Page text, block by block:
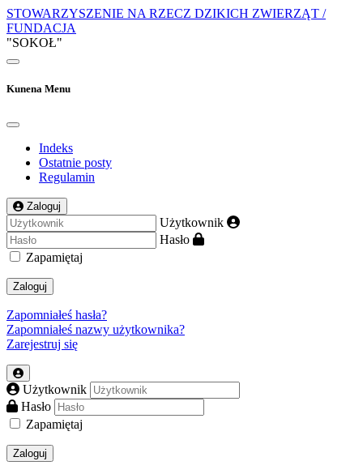
STOWARZYSZENIE NA RZECZ DZIKICH ZWIERZĄT /
FUNDACJA
"SOKOŁ"
Kunena Menu
Indeks
Ostatnie posty
Regulamin
Zaloguj
Użytkownik
Hasło
Zapamiętaj
Zaloguj
Zapomniałeś hasła?
Zapomniałeś nazwy użytkownika?
Zarejestruj się
Użytkownik
Hasło
Zapamiętaj
Zaloguj